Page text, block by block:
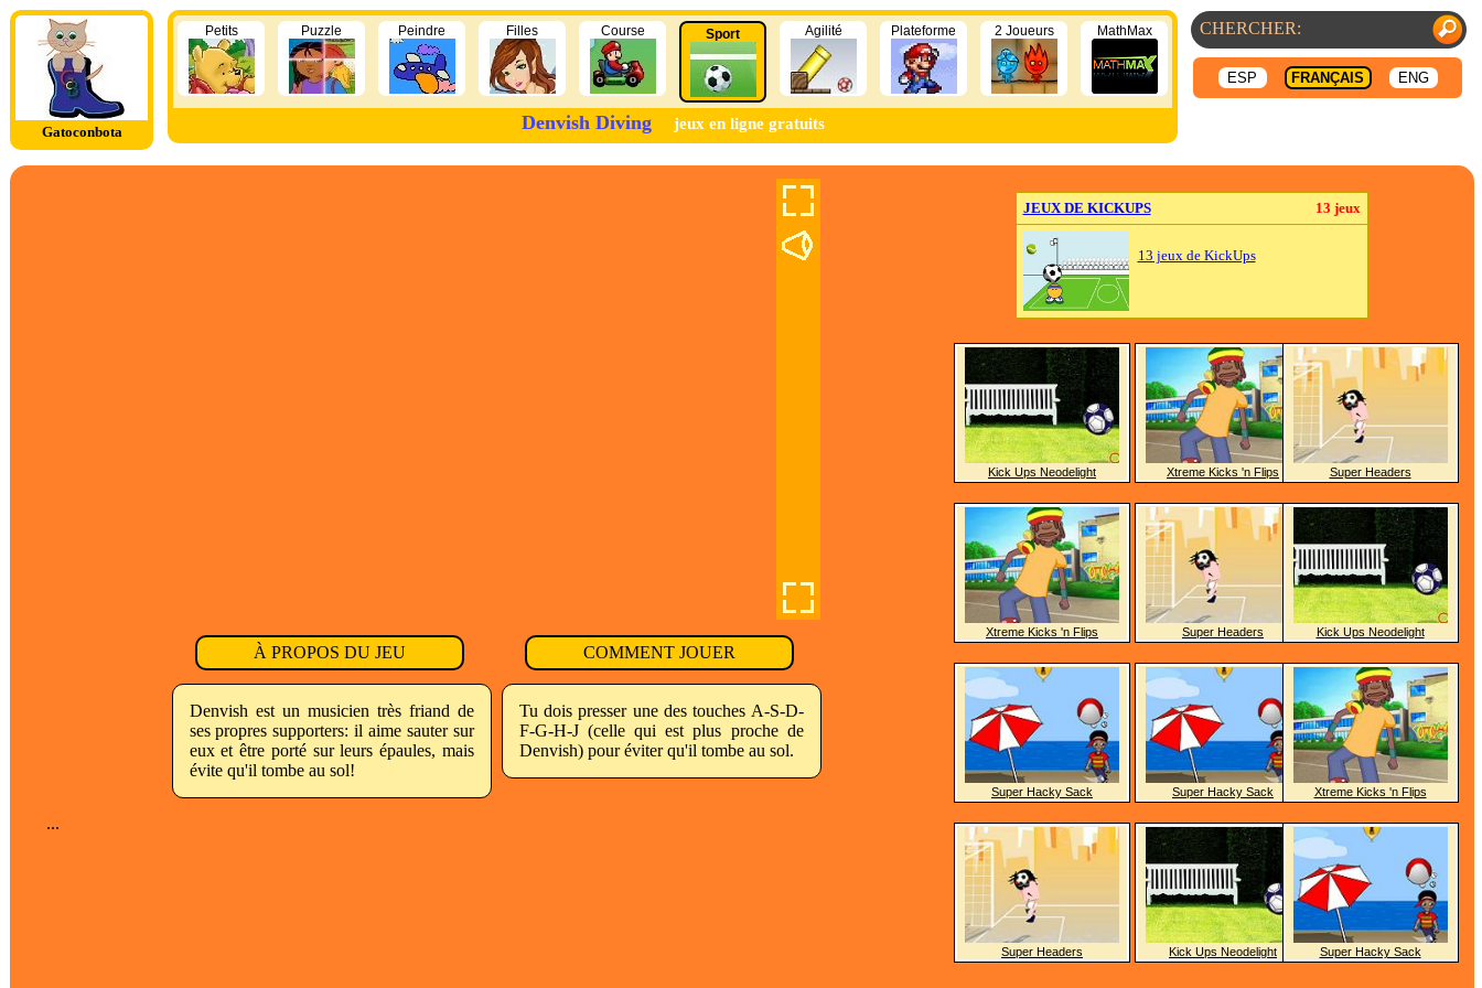
Gatoconbota
ESP FRANÇAIS ENG
Petits Puzzle Peindre Filles Course Sport Agilité Plateforme 2 Joueurs MathMax
Denvish Diving jeux en ligne gratuits
À PROPOS DU JEU COMMENT JOUER
Denvish est un musicien très friand de
ses propres supporters: il aime sauter sur
eux et être porté sur leurs épaules, mais
évite qu'il tombe au sol!
Tu dois presser une des touches A-S-D-
F-G-H-J (celle qui est plus proche de
Denvish) pour éviter qu'il tombe au sol.
...
JEUX DE KICKUPS 13 jeux
13 jeux de KickUps
Kick Ups Neodelight
Xtreme Kicks 'n Flips
Super Hacky Sack
Super Headers
Xtreme Kicks 'n Flips
Super Headers
Super Hacky Sack
Kick Ups Neodelight
Super Headers
Kick Ups Neodelight
Xtreme Kicks 'n Flips
Super Hacky Sack